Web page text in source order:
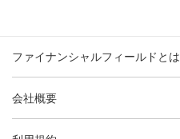
ファイナンシャルフィールドとは
会社概要